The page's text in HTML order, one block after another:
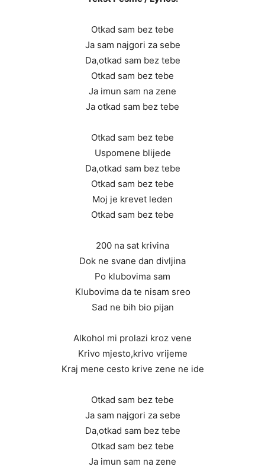
Otkad sam bez tebe
Ja sam najgori za sebe
Da,otkad sam bez tebe
Otkad sam bez tebe
Ja imun sam na zene
Ja otkad sam bez tebe
Otkad sam bez tebe
Uspomene blijede
Da,otkad sam bez tebe
Otkad sam bez tebe
Moj je krevet leden
Otkad sam bez tebe
200 na sat krivina
Dok ne svane dan divljina
Po klubovima sam
Klubovima da te nisam sreo
Sad ne bih bio pijan
Alkohol mi prolazi kroz vene
Krivo mjesto,krivo vrijeme
Kraj mene cesto krive zene ne ide
Otkad sam bez tebe
Ja sam najgori za sebe
Da,otkad sam bez tebe
Otkad sam bez tebe
Ja imun sam na zene